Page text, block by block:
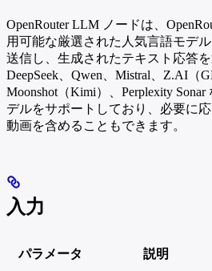
OpenRouter LLM ノードは、
用可能な厳選された人気言語モデ
送信し、生成されたテキスト応答を
DeepSeek、Qwen、Mistral、Z.AI（
Moonshot（Kimi）、Perplexity
デルをサポートしており、必要に
動画を含めることもできます。
入力
パラメータ 説明